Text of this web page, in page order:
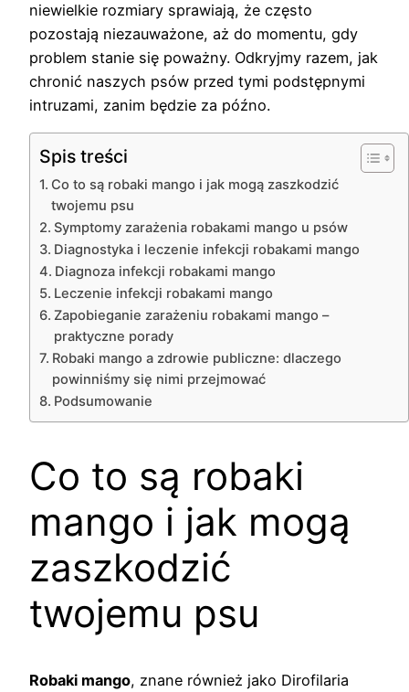
niewielkie rozmiary sprawiają, że często
pozostają niezauważone, aż do momentu, gdy
problem stanie się poważny. Odkryjmy razem, jak
chronić naszych psów przed tymi podstępnymi
intruzami, zanim będzie za późno.
Spis treści
Co to są robaki mango i jak mogą zaszkodzić
twojemu psu
Symptomy zarażenia robakami mango u psów
Diagnostyka i leczenie infekcji robakami mango
Diagnoza infekcji robakami mango
Leczenie infekcji robakami mango
Zapobieganie zarażeniu robakami mango –
praktyczne porady
Robaki mango a zdrowie publiczne: dlaczego
powinniśmy się nimi przejmować
Podsumowanie
Co to są robaki
mango i jak mogą
zaszkodzić
twojemu psu
Robaki mango, znane również jako Dirofilaria